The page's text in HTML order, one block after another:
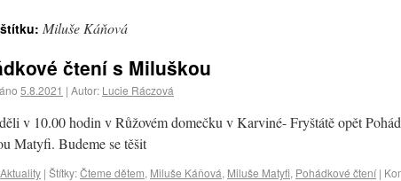
Miluše Káňová
čtení s Miluškou
5.8.2021 | Autor: Lucie Ráczová
v 10.00 hodin v Růžovém domečku v Karviné- Fryštátě opět
Matyfi. Budeme se těšit
Aktuality | Štítky:Čteme dětem, Miluše Káňová, Miluše Matyfi, Pohádkové čtení |